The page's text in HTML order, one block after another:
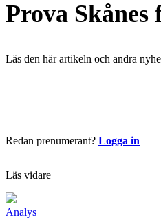
Prova
Läs den här artikeln och andra
Redan prenumerant? Logga in
Läs vidare
Analys